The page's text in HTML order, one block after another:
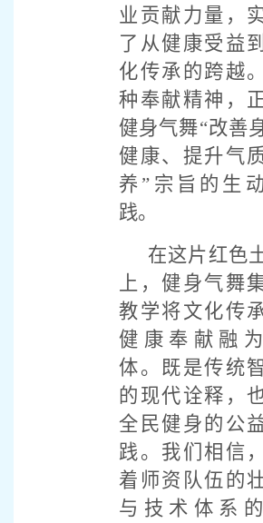
业贡献力量，
了从健康受益
化传承的跨越
种奉献精神，
健身气舞“改善
健康、提升气
养”宗旨的生
践。
在这片红色
上，健身气舞
教学将文化传
健康奉献融
体。既是传统
的现代诠释，
全民健身的公
践。我们相信
着师资队伍的
与技术体系